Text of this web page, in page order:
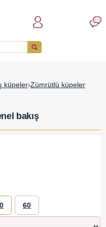
küpeler›Zümrütlü küpeler
bakış
60